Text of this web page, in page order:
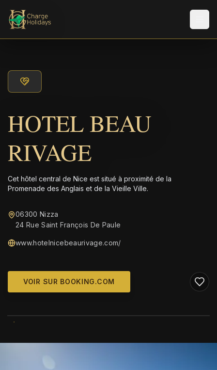
HOTEL BEAU
RIVAGE
Cet hôtel central de Nice est situé à proximité de la
Promenade des Anglais et de la Vieille Ville.
06300 Nizza
24 Rue Saint François De Paule
www.hotelnicebeaurivage.com/
VOIR SUR BOOKING.COM